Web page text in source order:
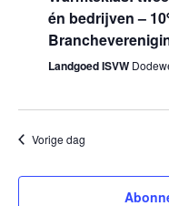
én bedrijven –
Landgoed ISVW
Vorige dag